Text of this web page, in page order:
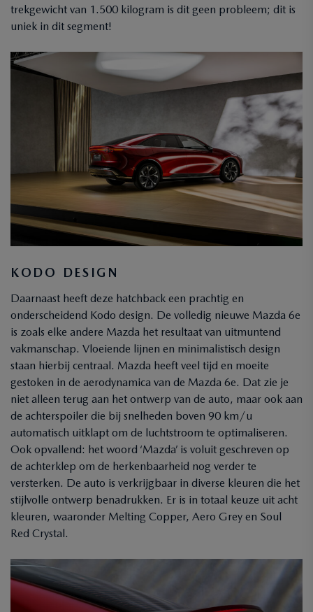
trekgewicht van 1.500 kilogram is dit geen probleem; dit is
uniek in dit segment!
KODO DESIGN
Daarnaast heeft deze hatchback een prachtig en
onderscheidend Kodo design. De volledig nieuwe Mazda 6e
is zoals elke andere Mazda het resultaat van uitmuntend
vakmanschap. Vloeiende lijnen en minimalistisch design
staan hierbij centraal. Mazda heeft veel tijd en moeite
gestoken in de aerodynamica van de Mazda 6e. Dat zie je
niet alleen terug aan het ontwerp van de auto, maar ook aan
de achterspoiler die bij snelheden boven 90 km/u
automatisch uitklapt om de luchtstroom te optimaliseren.
Ook opvallend: het woord ‘Mazda’ is voluit geschreven op
de achterklep om de herkenbaarheid nog verder te
versterken. De auto is verkrijgbaar in diverse kleuren die het
stijlvolle ontwerp benadrukken. Er is in totaal keuze uit acht
kleuren, waaronder Melting Copper, Aero Grey en Soul
Red Crystal.